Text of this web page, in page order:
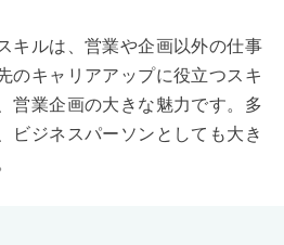
キルは、営業や企画以外の仕事
のキャリアアップに役立つスキ
営業企画の大きな魅力です。多
ビジネスパーソンとしても大き